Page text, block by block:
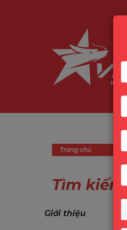
Trang chủ
Tìm kiếm
Giới thiệu